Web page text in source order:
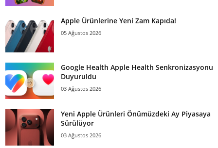
Apple Ürünlerine Yeni Zam Kapıda!
05 Ağustos 2026
Google Health Apple Health Senkronizasyonu
Duyuruldu
03 Ağustos 2026
Yeni Apple Ürünleri Önümüzdeki Ay Piyasaya
Sürülüyor
03 Ağustos 2026